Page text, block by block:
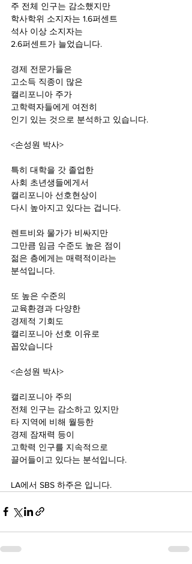
주 전체 인구는 감소했지만
학사학위 소지자는 1.6퍼센트
석사 이상 소지자는
2.6퍼센트가 늘었습니다.
경제 전문가들은
고소득 직종이 많은
캘리포니아 주가
고학력자들에게 여전히
인기 있는 것으로 분석하고 있습니다.
<손성원 박사>
특히 대학을 갓 졸업한
사회 초년생들에게서
캘리포니아 선호현상이
다시 높아지고 있다는 겁니다.
렌트비와 물가가 비싸지만
그만큼 임금 수준도 높은 점이
젊은 층에게는 매력적이라는
분석입니다.
또 높은 수준의
교육환경과 다양한
경제적 기회도
캘리포니아 선호 이유로
꼽았습니다
<손성원 박사>
캘리포니아 주의
전체 인구는 감소하고 있지만
타 지역에 비해 월등한
경제 잠재력 등이
고학력 인구를 지속적으로
끌어들이고 있다는 분석입니다.
LA에서 SBS 하주은 입니다.